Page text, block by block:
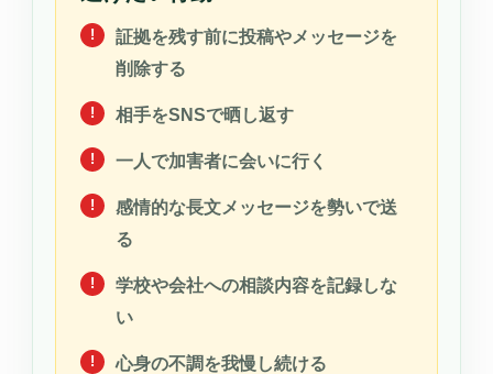
証拠を残す前に投稿やメッセージを
削除する
相手をSNSで晒し返す
一人で加害者に会いに行く
感情的な長文メッセージを勢いで送
る
学校や会社への相談内容を記録しな
い
心身の不調を我慢し続ける